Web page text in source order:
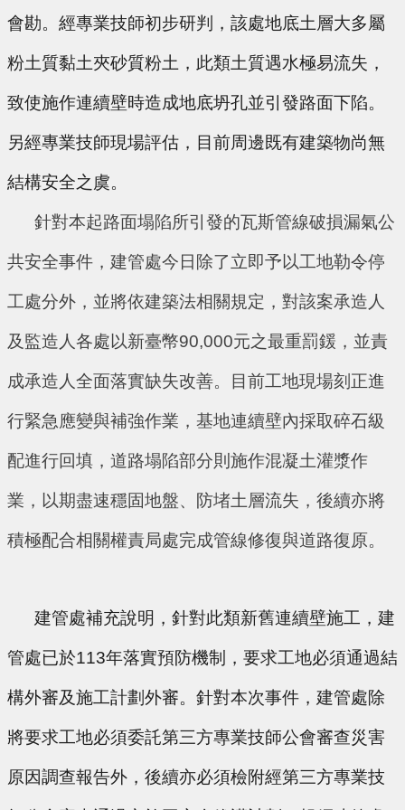
會勘。經專業技師初步研判，該處地底土層大多屬
粉土質黏土夾砂質粉土，此類土質遇水極易流失，
致使施作連續壁時造成地底坍孔並引發路面下陷。
另經專業技師現場評估，目前周邊既有建築物尚無
結構安全之虞。
針對本起路面塌陷所引發的瓦斯管線破損漏氣公
共安全事件，建管處今日除了立即予以工地勒令停
工處分外，並將依建築法相關規定，對該案承造人
及監造人各處以新臺幣90,000元之最重罰鍰，並責
成承造人全面落實缺失改善。目前工地現場刻正進
行緊急應變與補強作業，基地連續壁內採取碎石級
配進行回填，道路塌陷部分則施作混凝土灌漿作
業，以期盡速穩固地盤、防堵土層流失，後續亦將
積極配合相關權責局處完成管線修復與道路復原。
建管處補充說明，針對此類新舊連續壁施工，建
管處已於113年落實預防機制，要求工地必須通過結
構外審及施工計劃外審。針對本次事件，建管處除
將要求工地必須委託第三方專業技師公會審查災害
原因調查報告外，後續亦必須檢附經第三方專業技